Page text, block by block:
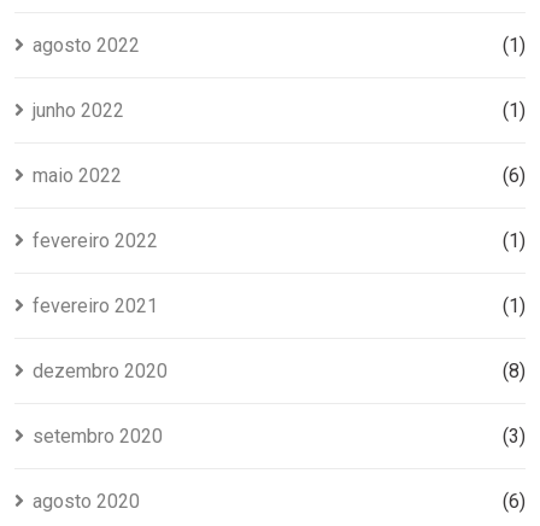
agosto 2022 (1)
junho 2022 (1)
maio 2022 (6)
fevereiro 2022 (1)
fevereiro 2021 (1)
dezembro 2020 (8)
setembro 2020 (3)
agosto 2020 (6)